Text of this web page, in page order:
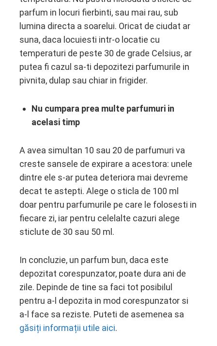
parfum in locuri fierbinti, sau mai rau, sub
lumina directa a soarelui. Oricat de ciudat ar
suna, daca locuiesti intr-o locatie cu
temperaturi de peste 30 de grade Celsius, ar
putea fi cazul sa-ti depozitezi parfumurile in
pivnita, dulap sau chiar in frigider.
Nu cumpara prea multe parfumuri in
acelasi timp
A avea simultan 10 sau 20 de parfumuri va
creste sansele de expirare a acestora: unele
dintre ele s-ar putea deteriora mai devreme
decat te astepti. Alege o sticla de 100 ml
doar pentru parfumurile pe care le folosesti in
fiecare zi, iar pentru celelalte cazuri alege
sticlute de 30 sau 50 ml.
In concluzie, un parfum bun, daca este
depozitat corespunzator, poate dura ani de
zile. Depinde de tine sa faci tot posibilul
pentru a-l depozita in mod corespunzator si
a-l face sa reziste. Puteti de asemenea sa
găsiți informații utile aici.